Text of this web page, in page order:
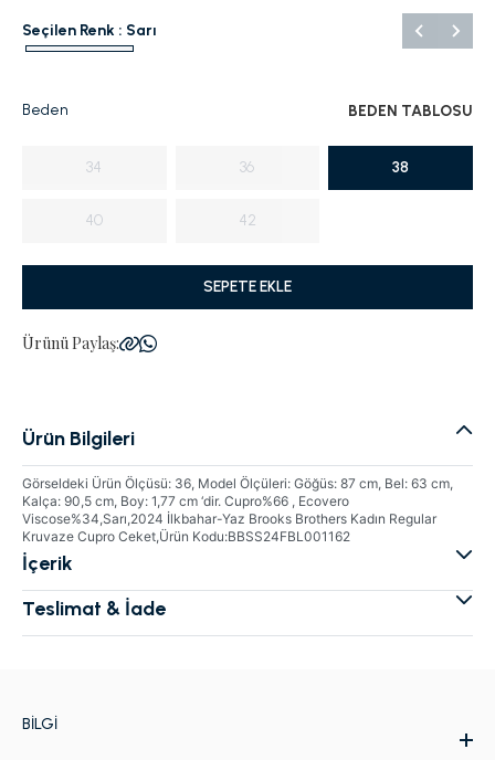
Seçilen Renk : Sarı
Beden BEDEN TABLOSU
34 36 38
40 42
SEPETE EKLE
Ürünü Paylaş:
Ürün Bilgileri
Görseldeki Ürün Ölçüsü: 36, Model Ölçüleri: Göğüs: 87 cm, Bel: 63 cm,
Kalça: 90,5 cm, Boy: 1,77 cm ‘dir. Cupro%66 , Ecovero
Viscose%34,Sarı,2024 İlkbahar-Yaz Brooks Brothers Kadın Regular
Kruvaze Cupro Ceket,Ürün Kodu:BBSS24FBL001162
İçerik
Teslimat & İade
BILGI